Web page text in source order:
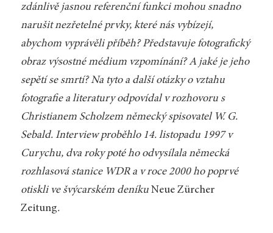
zdánlivě jasnou referenční funkci mohou snadno
narušit nezřetelné prvky, které nás vybízejí,
abychom vyprávěli příběh? Představuje fotografický
obraz výsostné médium vzpomínání? A jaké je jeho
sepětí se smrtí? Na tyto a další otázky o vztahu
fotografie a literatury odpovídal v rozhovoru s
Christianem Scholzem německý spisovatel W. G.
Sebald. Interview proběhlo 14. listopadu 1997 v
Curychu, dva roky poté ho odvysílala německá
rozhlasová stanice WDR a v roce 2000 ho poprvé
otiskli ve švýcarském deníku Neue Zürcher
Zeitung.